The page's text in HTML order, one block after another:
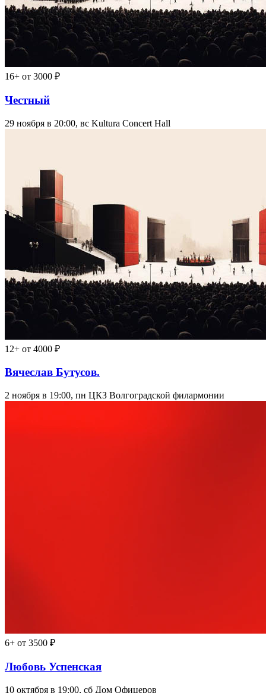
16+ от 3000 ₽
Честный
29 ноября в 20:00, вс Kultura Concert Hall
12+ от 4000 ₽
Вячеслав Бутусов.
2 ноября в 19:00, пн ЦКЗ Волгоградской филармонии
6+ от 3500 ₽
Любовь Успенская
10 октября в 19:00, сб Дом Офицеров